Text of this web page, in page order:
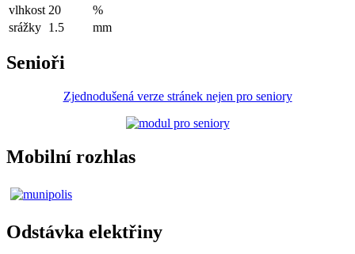
vlhkost 20
%
srážky 1.5 mm
Senioři
Zjednodušená verze stránek nejen pro seniory
Mobilní rozhlas
Odstávka elektřiny